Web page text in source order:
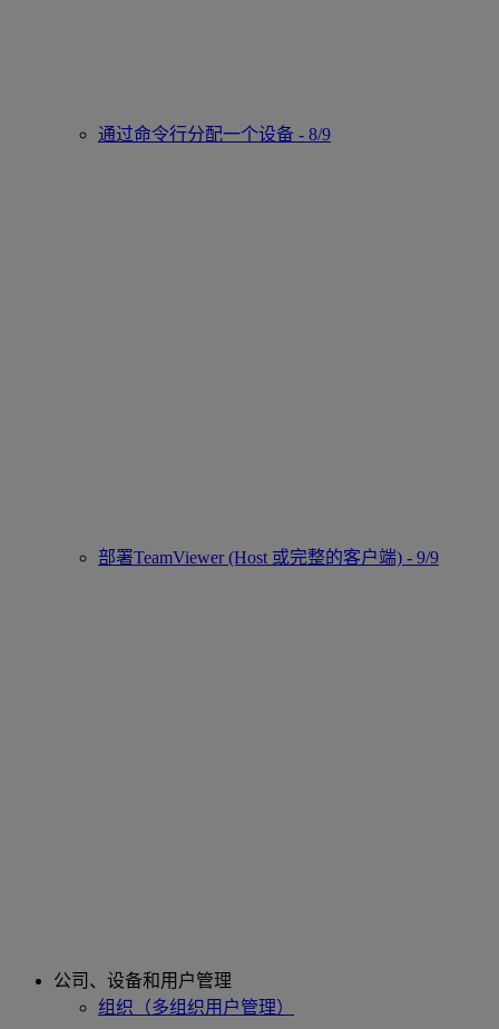
通过命令行分配一个设备 - 8/9
部署TeamViewer (Host 或完整的客户端) - 9/9
公司、设备和用户管理
组织（多组织用户管理）